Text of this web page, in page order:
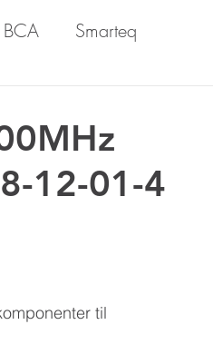
Smarteq
Rosenberger
12-01-4
til